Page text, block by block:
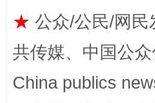
★ 公众/公民/网
共传媒、中国公
China publics